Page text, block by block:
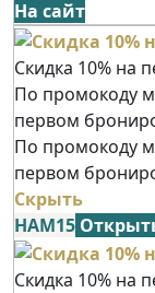
На сайт
Скидка 10% на
По промокоду
первом
По промокоду
первом
Скрыть
НАМ15
Скидка 10% на